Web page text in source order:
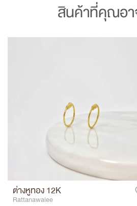
สินค้าที่คุณอา
ต่างหูทอง 12K
Rattanawalee